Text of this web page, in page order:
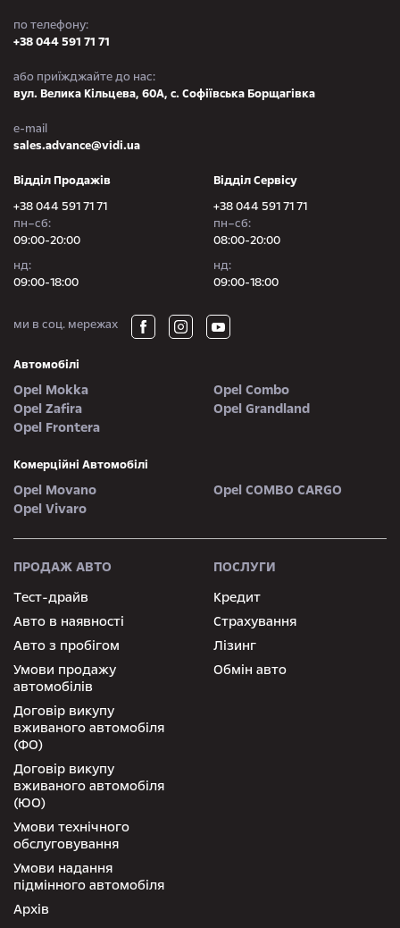
по телефону:
+38 044 591 71 71
або приїжджайте до нас:
вул. Велика Кільцева, 60А, с. Софіївська Борщагівка
e-mail
sales.advance@vidi.ua
Відділ Продажів
+38 044 591 71 71
пн–сб:
09:00-20:00
нд:
09:00-18:00
Відділ Сервісу
+38 044 591 71 71
пн–сб:
08:00-20:00
нд:
09:00-18:00
ми в соц. мережах
Автомобілі
Opel Mokka
Opel Combo
Opel Zafira
Opel Grandland
Opel Frontera
Комерційні Автомобілі
Opel Movano
Opel COMBO CARGO
Opel Vivaro
ПРОДАЖ АВТО
Тест-драйв
Авто в наявності
Авто з пробігом
Умови продажу
автомобілів
Договір викупу
вживаного автомобіля
(ФО)
Договір викупу
вживаного автомобіля
(ЮО)
Умови технічного
обслуговування
Умови надання
підмінного автомобіля
Архів
ПОСЛУГИ
Кредит
Страхування
Лізинг
Обмін авто